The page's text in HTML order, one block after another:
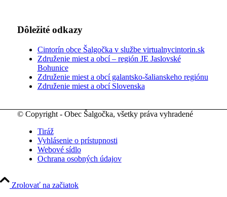
Dôležité odkazy
Cintorín obce Šalgočka v službe virtualnycintorin.sk
Združenie miest a obcí – región JE Jaslovské
Bohunice
Združenie miest a obcí galantsko-šalianskeho regiónu
Združenie miest a obcí Slovenska
© Copyright - Obec Šalgočka, všetky práva vyhradené
Tiráž
Vyhlásenie o prístupnosti
Webové sídlo
Ochrana osobných údajov
Zrolovať na začiatok